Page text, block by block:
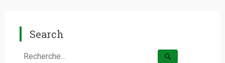
Search
Rechercher :